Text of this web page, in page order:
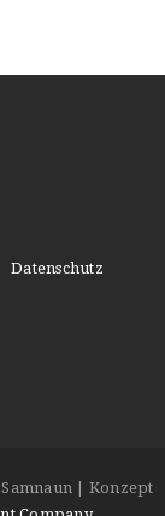
Datenschutz
| Konzept